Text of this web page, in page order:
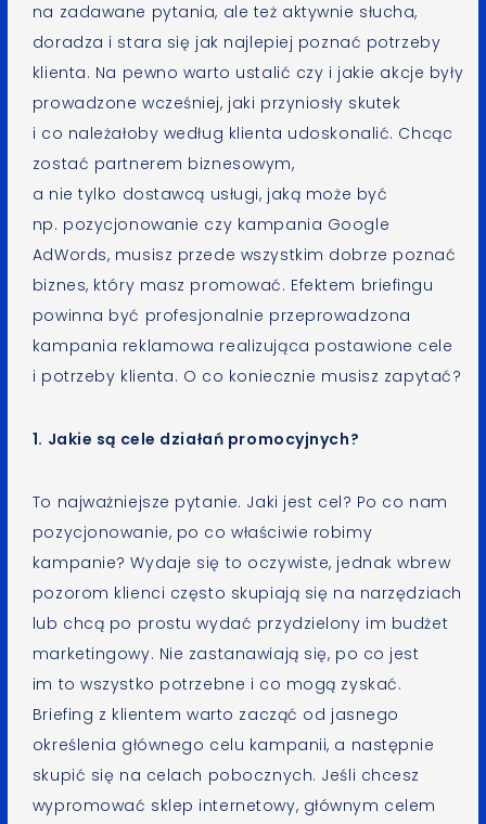
na zadawane pytania, ale też aktywnie słucha,
doradza i stara się jak najlepiej poznać potrzeby
klienta. Na pewno warto ustalić czy i jakie akcje były
prowadzone wcześniej, jaki przyniosły skutek
i co należałoby według klienta udoskonalić. Chcąc
zostać partnerem biznesowym,
a nie tylko dostawcą usługi, jaką może być
np. pozycjonowanie czy kampania Google
AdWords, musisz przede wszystkim dobrze poznać
biznes, który masz promować. Efektem briefingu
powinna być profesjonalnie przeprowadzona
kampania reklamowa realizująca postawione cele
i potrzeby klienta. O co koniecznie musisz zapytać?
1. Jakie są cele działań promocyjnych?
To najważniejsze pytanie. Jaki jest cel? Po co nam
pozycjonowanie, po co właściwie robimy
kampanie? Wydaje się to oczywiste, jednak wbrew
pozorom klienci często skupiają się na narzędziach
lub chcą po prostu wydać przydzielony im budżet
marketingowy. Nie zastanawiają się, po co jest
im to wszystko potrzebne i co mogą zyskać.
Briefing z klientem warto zacząć od jasnego
określenia głównego celu kampanii, a następnie
skupić się na celach pobocznych. Jeśli chcesz
wypromować sklep internetowy, głównym celem